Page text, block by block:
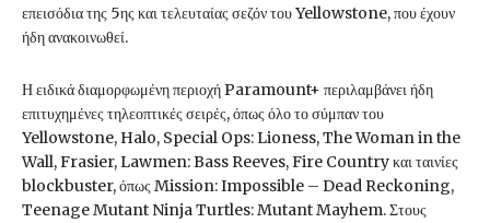
επεισόδια της 5ης και τελευταίας σεζόν του Yellowstone, που έχουν
ήδη ανακοινωθεί.
Η ειδικά διαμορφωμένη περιοχή Paramount+ περιλαμβάνει ήδη
επιτυχημένες τηλεοπτικές σειρές, όπως όλο το σύμπαν του
Yellowstone, Halo, Special Ops: Lioness, The Woman in the
Wall, Frasier, Lawmen: Bass Reeves, Fire Country και ταινίες
blockbuster, όπως Mission: Impossible – Dead Reckoning,
Teenage Mutant Ninja Turtles: Mutant Mayhem. Στους